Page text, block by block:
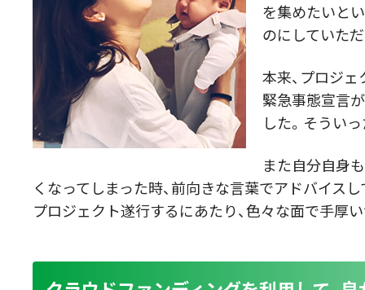
を集めたいと
のにしていた
本来、プロジ
緊急事態宣言
した。そうい
また自分自身
くなってしまった時、前向きな言葉でアドバイス
プロジェクト遂行するにあたり、色々な面で手厚